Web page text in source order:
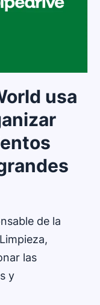
usa
de la
las
y